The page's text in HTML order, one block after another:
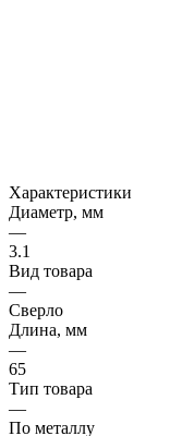
Характеристики
Диаметр, мм
—
3.1
Вид товара
—
Сверло
Длина, мм
—
65
Тип товара
—
По металлу